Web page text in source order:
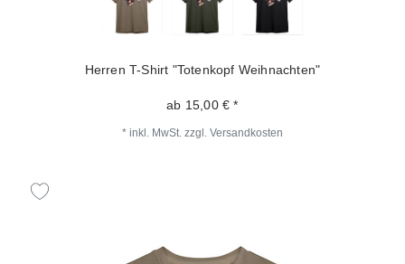
Herren T-Shirt "Totenkopf Weihnachten"
ab 15,00 € *
* inkl. MwSt. zzgl. Versandkosten